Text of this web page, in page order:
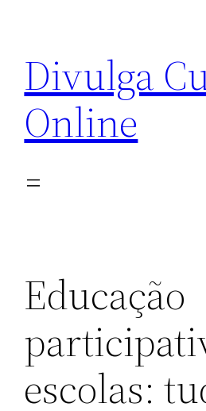
conteúdo
Divulga
Online
Educação
escolas: